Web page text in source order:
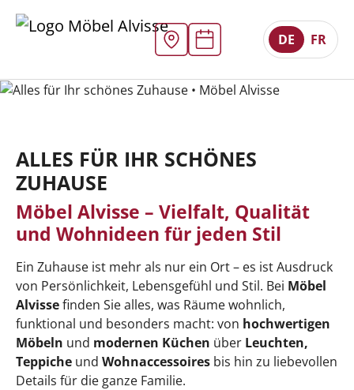
DE FR
ALLES FÜR IHR SCHÖNES
ZUHAUSE
Möbel Alvisse – Vielfalt, Qualität
und Wohnideen für jeden Stil
Ein Zuhause ist mehr als nur ein Ort – es ist Ausdruck
von Persönlichkeit, Lebensgefühl und Stil. Bei Möbel
Alvissefinden Sie alles, was Räume wohnlich,
funktional und besonders macht: von hochwertigen
Möbeln und modernen Küchen über Leuchten,
Teppiche und Wohnaccessoires bis hin zu liebevollen
Details für die ganze Familie.